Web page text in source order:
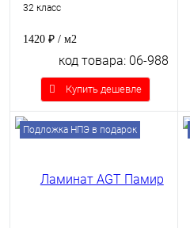
32 класс
1420 ₽ / м2
код товара: 06-988
Купить дешевле
Подложка НПЭ в подарок